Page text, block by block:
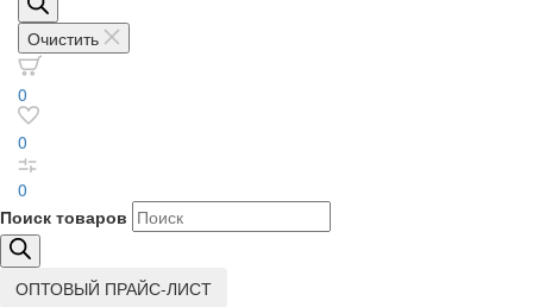
Очистить
0
0
0
Поиск товаров
ОПТОВЫЙ ПРАЙС-ЛИСТ